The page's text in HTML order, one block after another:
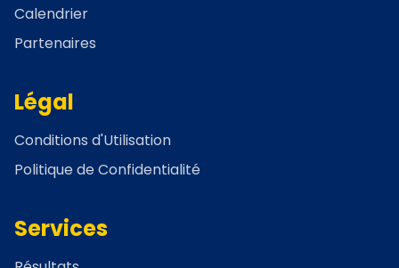
Calendrier
Partenaires
Légal
Conditions d'Utilisation
Politique de Confidentialité
Services